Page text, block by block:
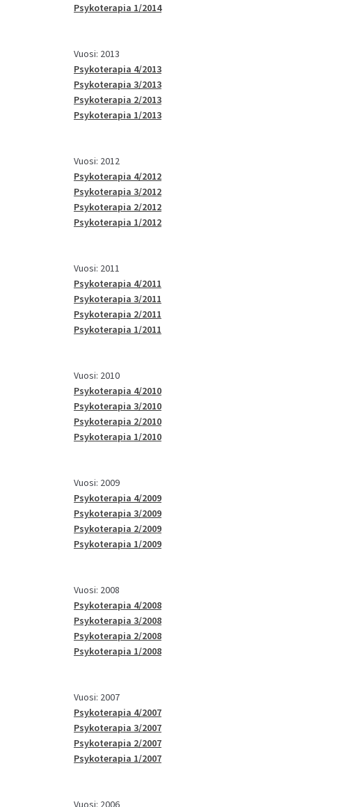
Psykoterapia 1/2014
Vuosi: 2013
Psykoterapia 4/2013
Psykoterapia 3/2013
Psykoterapia 2/2013
Psykoterapia 1/2013
Vuosi: 2012
Psykoterapia 4/2012
Psykoterapia 3/2012
Psykoterapia 2/2012
Psykoterapia 1/2012
Vuosi: 2011
Psykoterapia 4/2011
Psykoterapia 3/2011
Psykoterapia 2/2011
Psykoterapia 1/2011
Vuosi: 2010
Psykoterapia 4/2010
Psykoterapia 3/2010
Psykoterapia 2/2010
Psykoterapia 1/2010
Vuosi: 2009
Psykoterapia 4/2009
Psykoterapia 3/2009
Psykoterapia 2/2009
Psykoterapia 1/2009
Vuosi: 2008
Psykoterapia 4/2008
Psykoterapia 3/2008
Psykoterapia 2/2008
Psykoterapia 1/2008
Vuosi: 2007
Psykoterapia 4/2007
Psykoterapia 3/2007
Psykoterapia 2/2007
Psykoterapia 1/2007
Vuosi: 2006